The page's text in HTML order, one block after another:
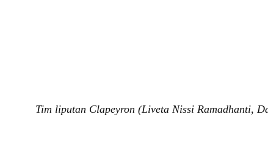
Tim liputan Clapeyron (Liveta Nissi Ramadhanti,